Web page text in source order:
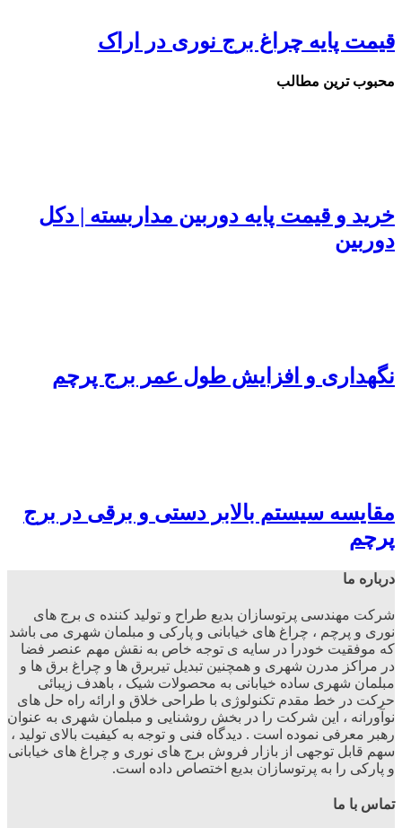
قیمت پایه چراغ برج نوری در اراک
محبوب ترین مطالب
خرید و قیمت پایه دوربین مداربسته | دکل
دوربین
نگهداری و افزایش طول عمر برج پرچم
مقایسه سیستم بالابر دستی و برقی در برج
پرچم
درباره ما
شرکت مهندسی پرتوسازان بدیع طراح و تولید کننده ی برج های
نوری و پرچم ، چراغ های خیابانی و پارکی و مبلمان شهری می باشد
که موفقیت خودرا در سایه ی توجه خاص به نقش مهم عنصر فضا
در مراکز مدرن شهری و همچنین تبدیل تیربرق ها و چراغ برق ها و
مبلمان شهری ساده خیابانی به محصولات شیک ، باهدف زیبائی
حرکت در خط مقدم تکنولوژی با طراحی خلاق و ارائه راه حل های
نوآورانه ، این شرکت را در بخش روشنایی و مبلمان شهری به عنوان
رهبر معرفی نموده است . دیدگاه فنی و توجه به کیفیت بالای تولید ،
سهم قابل توجهی از بازار فروش برج های نوری و چراغ های خیابانی
و پارکی را به پرتوسازان بدیع اختصاص داده است.
تماس با ما